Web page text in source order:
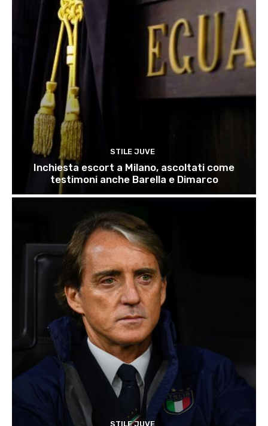
STILE JUVE
Inchiesta escort a Milano, ascoltati come
testimoni anche Barella e Dimarco
STILE JUVE